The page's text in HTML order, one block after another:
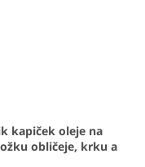
kapiček oleje na
obličeje, krku a